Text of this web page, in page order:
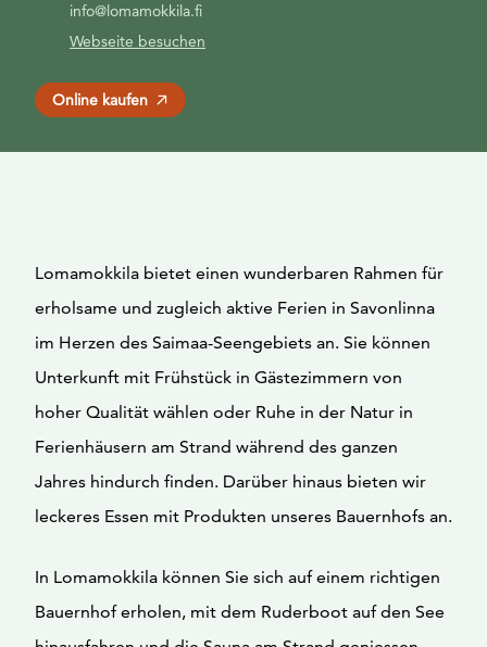
info@lomamokkila.fi
Webseite besuchen
Online kaufen
Lomamokkila bietet einen wunderbaren Rahmen für
erholsame und zugleich aktive Ferien in Savonlinna
im Herzen des Saimaa-Seengebiets an. Sie können
Unterkunft mit Frühstück in Gästezimmern von
hoher Qualität wählen oder Ruhe in der Natur in
Ferienhäusern am Strand während des ganzen
Jahres hindurch finden. Darüber hinaus bieten wir
leckeres Essen mit Produkten unseres Bauernhofs an.
In Lomamokkila können Sie sich auf einem richtigen
Bauernhof erholen, mit dem Ruderboot auf den See